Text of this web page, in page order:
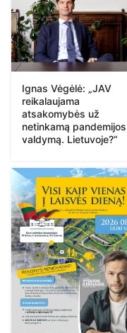
Ignas Vėgėlė: „JAV
reikalaujama
atsakomybės už
netinkamą pandemijos
valdymą. Lietuvoje?“